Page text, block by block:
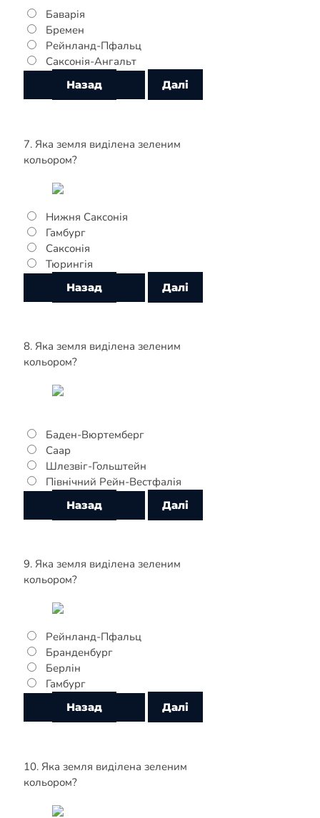
Баварія
Бремен
Рейнланд-Пфальц
Саксонія-Ангальт
7. Яка земля виділена зеленим
кольором?
Нижня Саксонія
Гамбург
Саксонія
Тюрингія
8. Яка земля виділена зеленим
кольором?
Баден-Вюртемберг
Саар
Шлезвіг-Гольштейн
Північний Рейн-Вестфалія
9. Яка земля виділена зеленим
кольором?
Рейнланд-Пфальц
Бранденбург
Берлін
Гамбург
10. Яка земля виділена зеленим
кольором?